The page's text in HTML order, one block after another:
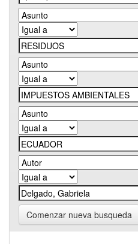
Comenzar nueva busqueda